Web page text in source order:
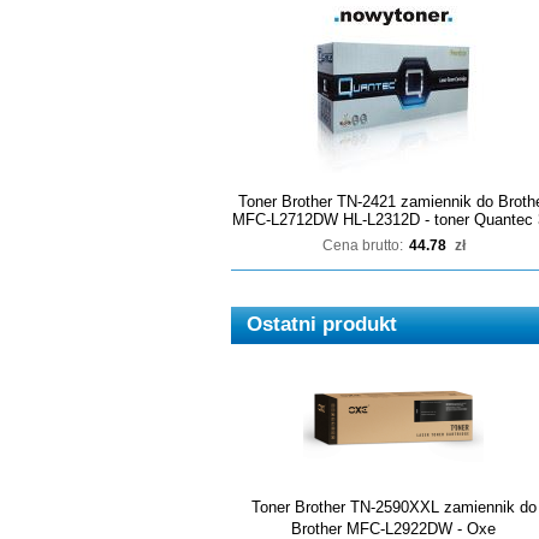
Toner Brother TN-2421 zamiennik do
MFC-L2712DW HL-L2312D - toner Quantec
Cena brutto: 44.78 zł
Ostatni produkt
Toner Brother TN-2590XXL zamiennik do
Brother MFC-L2922DW - Oxe